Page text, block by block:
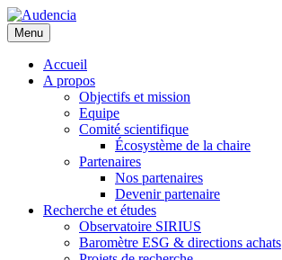
Aller
au
contenu
principal
Menu
Accueil
A propos
Objectifs et mission
Equipe
Comité scientifique
Écosystème de la chaire
Partenaires
Nos partenaires
Devenir partenaire
Recherche et études
Observatoire SIRIUS
Baromètre ESG & directions achats